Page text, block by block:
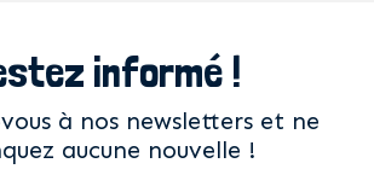
informé !
à nos newsletters et ne
aucune nouvelle !